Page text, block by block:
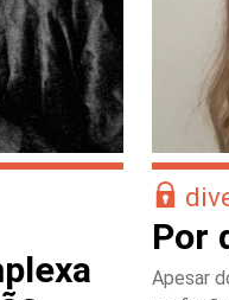
Por
Apesar